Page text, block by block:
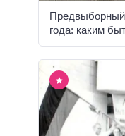
Предвыборный
года: каким